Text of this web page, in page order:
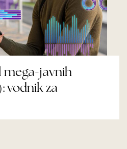
mega-javnih
vodnik za